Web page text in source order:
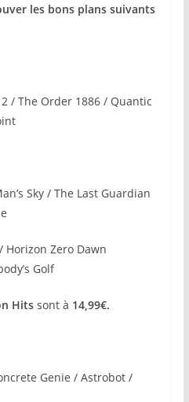
les bons plans suivants
2 / The Order 1886 / Quantic
Sky / The Last Guardian
Horizon Zero Dawn
Golf
Hitssont à 14,99€.
Genie / Astrobot /